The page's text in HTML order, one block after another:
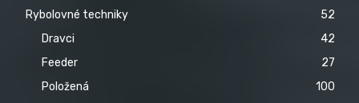
Rybolovné techniky
52
Dravci
42
Feeder
27
Položená
100